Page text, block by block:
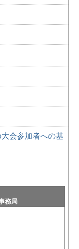
会参加者への基
務局